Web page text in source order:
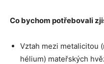
Co bychom potřebovali
Vztah mezi metalicitou
hélium) mateřských